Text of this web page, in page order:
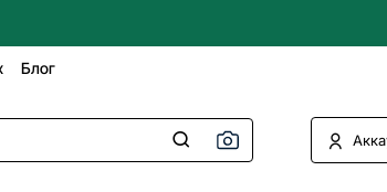
Блог